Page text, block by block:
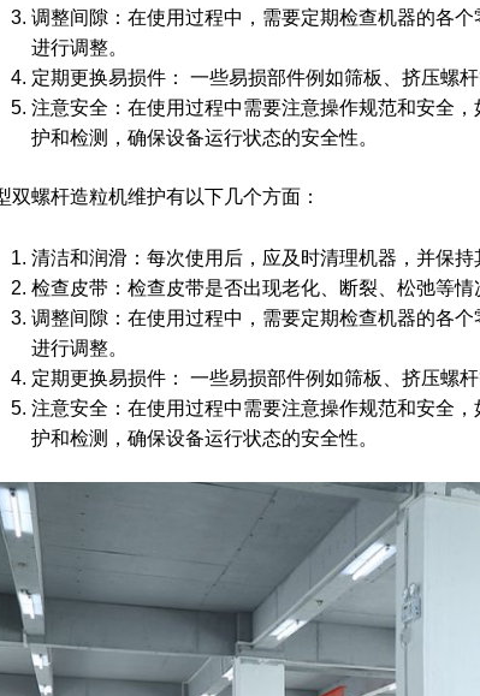
调整间隙：在使用过程中，需要定期检查机器的各
进行调整。
定期更换易损件： 一些易损部件例如筛板、挤压螺
注意安全：在使用过程中需要注意操作规范和安全
护和检测，确保设备运行状态的安全性。
双螺杆造粒机维护有以下几个方面：
清洁和润滑：每次使用后，应及时清理机器，并保
检查皮带：检查皮带是否出现老化、断裂、松弛等情
调整间隙：在使用过程中，需要定期检查机器的各
进行调整。
定期更换易损件： 一些易损部件例如筛板、挤压螺
注意安全：在使用过程中需要注意操作规范和安全
护和检测，确保设备运行状态的安全性。